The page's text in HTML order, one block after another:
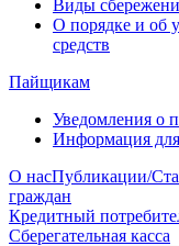
Виды
О порядке и об
средств
Пайщикам
Уведомления о
Информация
О насПубликации/
граждан
Кредитный
Сберегательная касса